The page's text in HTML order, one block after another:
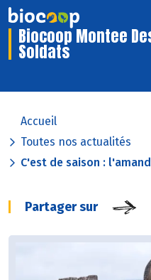
Biocoop Montee
Soldats
Accueil
Toutes nos actualités
C'est de saison :
Partager sur